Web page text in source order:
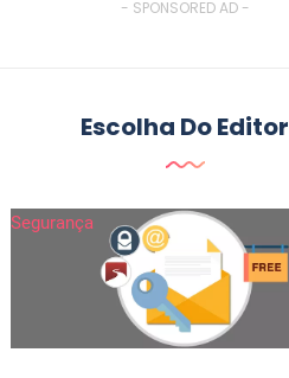
- SPONSORED AD -
Escolha Do Editor
Segurança